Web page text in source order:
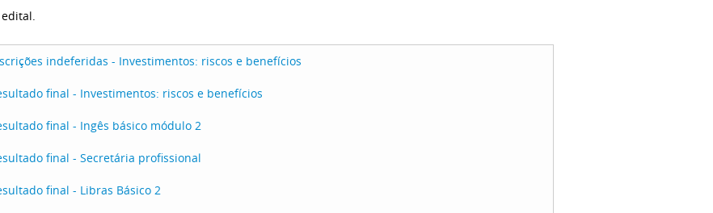
indeferidas - Investimentos: riscos e benefícios
final - Investimentos: riscos e benefícios
final - Ingês básico módulo 2
final - Secretária profissional
final - Libras Básico 2